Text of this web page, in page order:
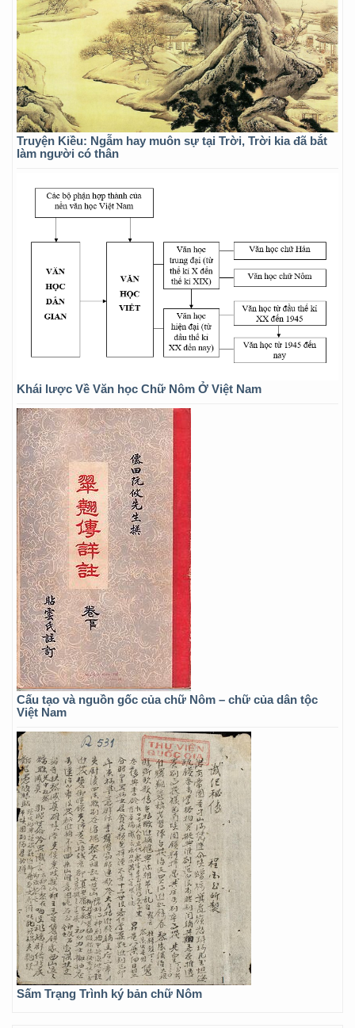
Truyện Kiều: Ngẫm hay muôn sự tại Trời, Trời kia đã bắt
làm người có thân
Khái lược Về Văn học Chữ Nôm Ở Việt Nam
Cấu tạo và nguồn gốc của chữ Nôm – chữ của dân tộc
Việt Nam
Sấm Trạng Trình ký bản chữ Nôm